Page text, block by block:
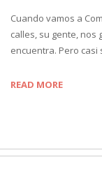
Cuando vamos a
calles, su gente, nos
encuentra. Pero casi
READ MORE